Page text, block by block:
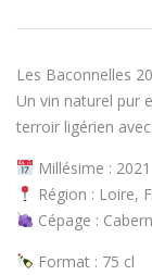
Les Baconnelles
Un vin naturel pur
terroir ligérien
Millésime : 2021
Région : Loire,
Cépage :
Format: 75 cl